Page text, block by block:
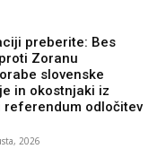
preberite: Bes
Zoranu
slovenske
in okostnjaki iz
referendum odločitev
2026